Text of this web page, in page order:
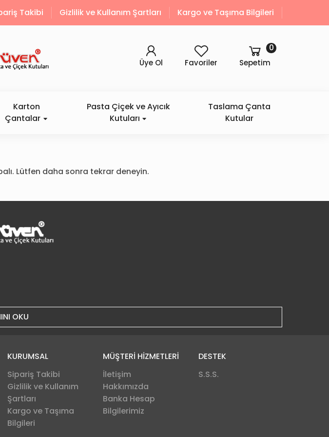
Takibi Gizlilik ve Kullanım Şartları Kargo ve Taşıma Bilgileri
Sepetim
0
Favoriler
Üye Ol
Karton
Çantalar
Pasta Çiçek ve Ayıcık
Kutuları
Taslama Çanta
Kutular
Lütfen daha sonra tekrar deneyin.
OKU
KURUMSAL
Sipariş Takibi
Gizlilik ve Kullanım
Şartları
Kargo ve Taşıma
Bilgileri
MÜŞTERİ HİZMETLERİ
İletişim
Hakkımızda
Banka Hesap
Bilgilerimiz
DESTEK
S.S.S.